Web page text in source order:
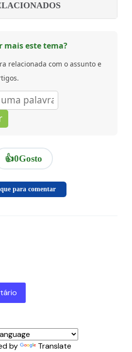
mais este tema?
relacionada com o assunto e
👍0Gosto
para comentar
by Translate